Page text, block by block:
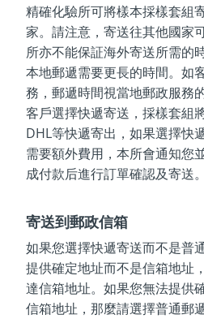
精確化驗所可將樣本採樣套組
家。請注意，寄送往其他國家
所亦不能保証海外寄送所需的
本地郵遞需要更長的時間。如
務，郵遞時間視當地郵政服務
客戶選擇快遞寄送，採樣套組
DHL等快遞寄出，如果選擇快
需要額外費用，本所會通知您
成付款后進行訂單確認及寄送。
寄送到郵政信箱
如果您選擇快遞寄送而不是普
提供確定地址而不是信箱地址
達信箱地址。如果您無法提供
信箱地址，那麼請選擇普通郵